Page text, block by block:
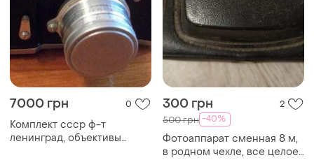
7000 грн 0
Комплект ссср ф-т
ленинград, объективы
300 грн 2
500 грн -40%
Фотоаппарат сменная 8 м,
в родном чехле, все целое,